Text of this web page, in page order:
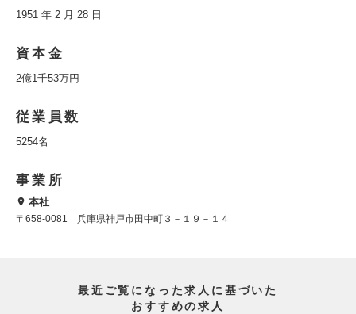
1951 年 2 月 28 日
資本金
2億1千53万円
従業員数
5254名
事業所
本社
〒658-0081 兵庫県神戸市田中町３－１９－１４
最近ご覧になった求人に基づいた
おすすめの求人